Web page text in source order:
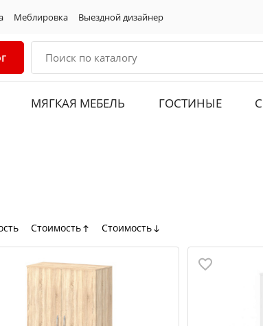
Меблировка Выездной дизайнер
МЯГКАЯ МЕБЕЛЬ ГОСТИНЫЕ
Стоимость Стоимость